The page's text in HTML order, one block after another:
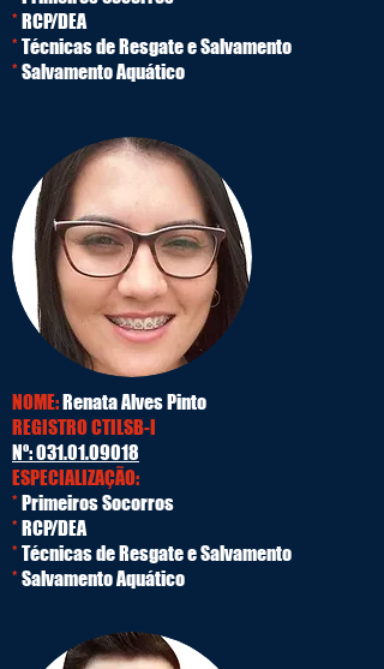
* RCP/DEA
* Técnicas de Resgate e Salvamento
* Salvamento Aquático
NOME:Renata Alves Pinto
REGISTRO CTILSB-I
Nº:031.01.09018
ESPECIALIZAÇÃO:
* Primeiros Socorros
* RCP/DEA
* Técnicas de Resgate e Salvamento
* Salvamento Aquático